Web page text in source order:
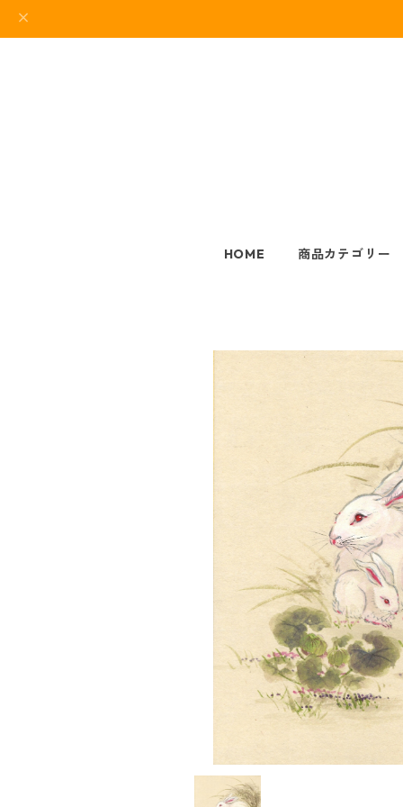
HOME 商品カテゴリー